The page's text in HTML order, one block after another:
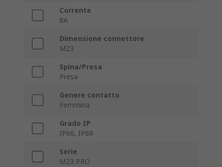
Corrente
8A
Dimensione connettore
M23
Spina/Presa
Presa
Genere contatto
Femmina
Grado IP
IP66, IP68
Serie
M23 PRO